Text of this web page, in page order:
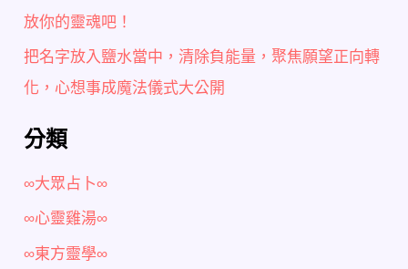
放你的靈魂吧！
把名字放入鹽水當中，清除負能量，聚焦願望正向轉
化，心想事成魔法儀式大公開
分類
∞大眾占卜∞
∞心靈雞湯∞
∞東方靈學∞